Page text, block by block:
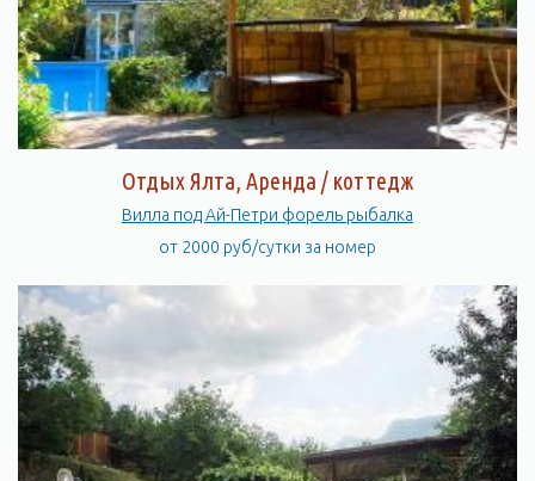
Отдых Ялта, Аренда / коттедж
Вилла под Ай-Петри форель рыбалка
от 2000 руб/сутки за номер